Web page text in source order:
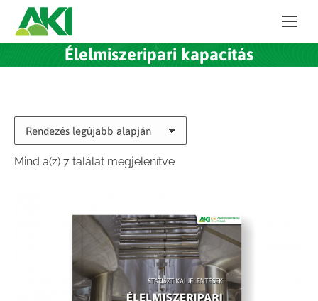
Élelmiszeripari kapacitás
Mind a(z) 7 találat megjelenítveSorted